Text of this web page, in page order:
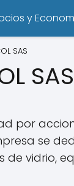
y
SAS
SAS
por
se
vidrio,